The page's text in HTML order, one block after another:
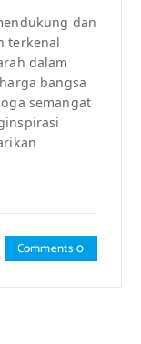
dan
terkenal
dalam
bangsa
semangat
Comments 0